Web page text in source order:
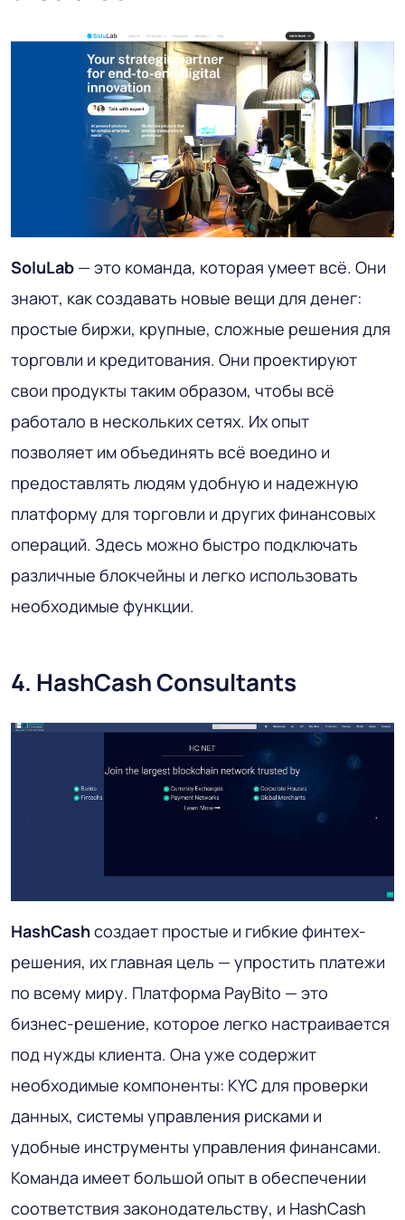
SoluLab — это команда, которая умеет всё. Они
знают, как создавать новые вещи для денег:
простые биржи, крупные, сложные решения для
торговли и кредитования. Они проектируют
свои продукты таким образом, чтобы всё
работало в нескольких сетях. Их опыт
позволяет им объединять всё воедино и
предоставлять людям удобную и надежную
платформу для торговли и других финансовых
операций. Здесь можно быстро подключать
различные блокчейны и легко использовать
необходимые функции.
4. HashCash Consultants
HashCashсоздает простые и гибкие финтех-
решения, их главная цель — упростить платежи
по всему миру. Платформа PayBito — это
бизнес-решение, которое легко настраивается
под нужды клиента. Она уже содержит
необходимые компоненты: KYC для проверки
данных, системы управления рисками и
удобные инструменты управления финансами.
Команда имеет большой опыт в обеспечении
соответствия законодательству, и HashCash